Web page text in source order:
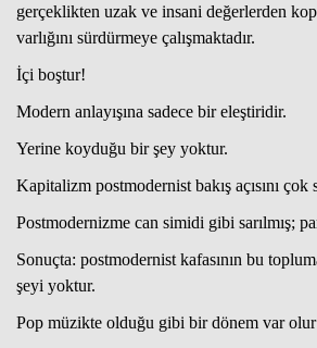
gerçeklikten uzak ve insani değerlerden
varlığını sürdürmeye çalışmaktadır.
İçi boştur!
Modern anlayışına sadece bir eleştiridir.
Yerine koyduğu bir şey yoktur.
Kapitalizm postmodernist bakış açısını çok
Postmodernizme can simidi gibi sarılmış;
Sonuçta: postmodernist kafasının bu
şeyi yoktur.
Pop müzikte olduğu gibi bir dönem var